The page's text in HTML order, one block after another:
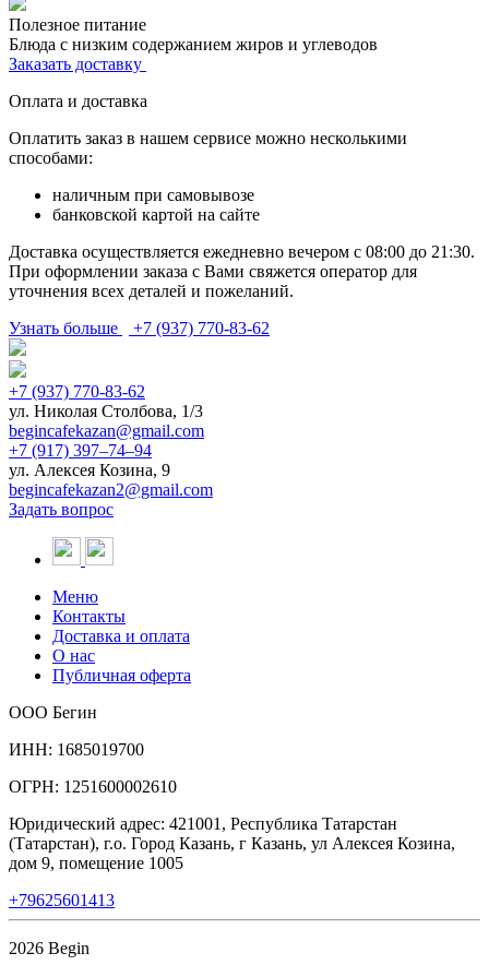
Полезное питание
Блюда с низким содержанием жиров и углеводов
Заказать доставку
Оплата и доставка
Оплатить заказ в нашем сервисе можно несколькими
способами:
наличным при самовывозе
банковской картой на сайте
Доставка осуществляется ежедневно вечером с 08:00 до 21:30.
При оформлении заказа с Вами свяжется оператор для
уточнения всех деталей и пожеланий.
Узнать больше
+7 (937) 770-83-62
+7 (937) 770-83-62
ул. Николая Столбова, 1/3
begincafekazan@gmail.com
+7 (917) 397‒74‒94
ул. Алексея Козина, 9
begincafekazan2@gmail.com
Задать вопрос
Меню
Контакты
Доставка и оплата
О нас
Публичная оферта
ООО Бегин
ИНН: 1685019700
ОГРН: 1251600002610
Юридический адрес: 421001, Республика Татарстан
(Татарстан), г.о. Город Казань, г Казань, ул Алексея Козина,
дом 9, помещение 1005
+79625601413
2026 Begin